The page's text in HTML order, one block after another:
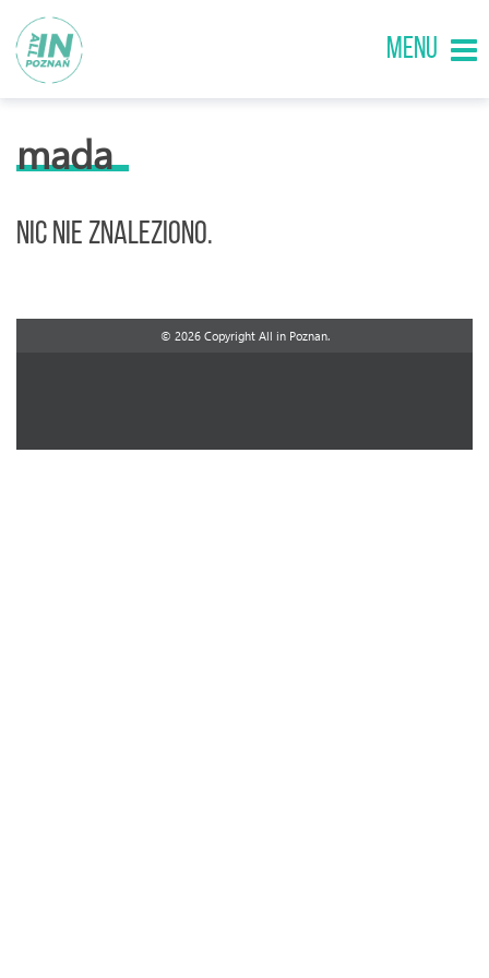
MENU
mada
Nic nie znaleziono.
© 2026 Copyright All in Poznan.